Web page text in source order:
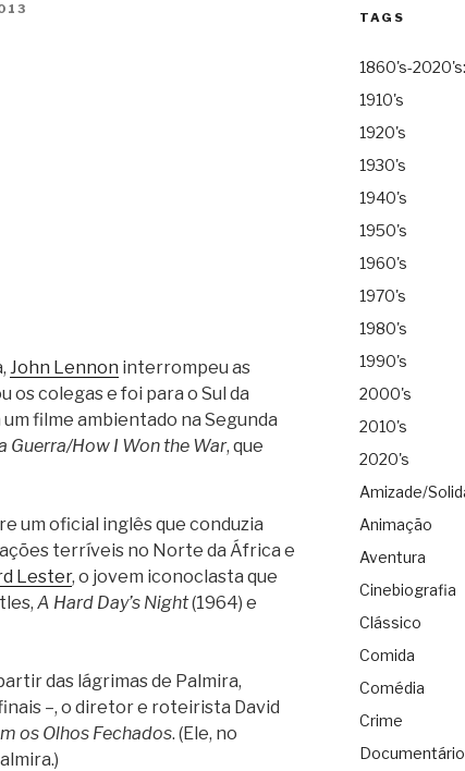
John Lennon interrompeu as
os colegas e foi para o Sul da
filme ambientado na Segunda
Guerra/How I Won the War, que
um oficial inglês que conduzia
terríveis no Norte da África e
Lester, o jovem iconoclasta que
A Hard Day’s Night(1964) e
das lágrimas de Palmira,
–, o diretor e roteirista David
os Olhos Fechados. (Ele, no
TAGS
1860's-
1910's
1920's
1930's
1940's
1950's
1960's
1970's
1980's
1990's
2000's
2010's
2020's
Amizade/
Animação
Aventura
Cinebiografia
Clássico
Comida
Comédia
Crime
Documentário